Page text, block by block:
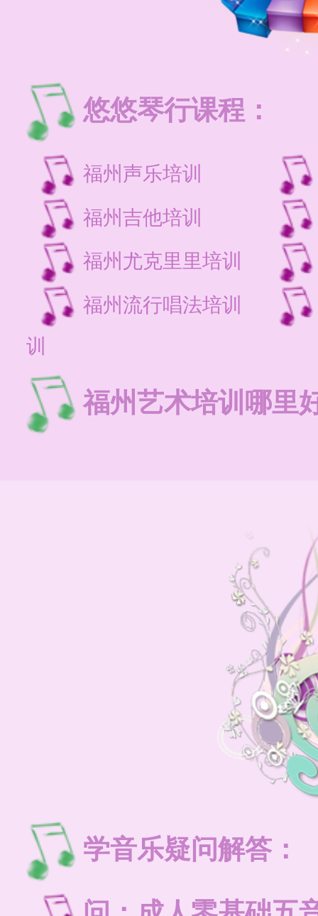
悠悠琴行课程：
福州声乐培训
福州吉他培训
福州尤克里里培训
福州流行唱法培训
训
福州艺术培训哪里
学音乐疑问解答：